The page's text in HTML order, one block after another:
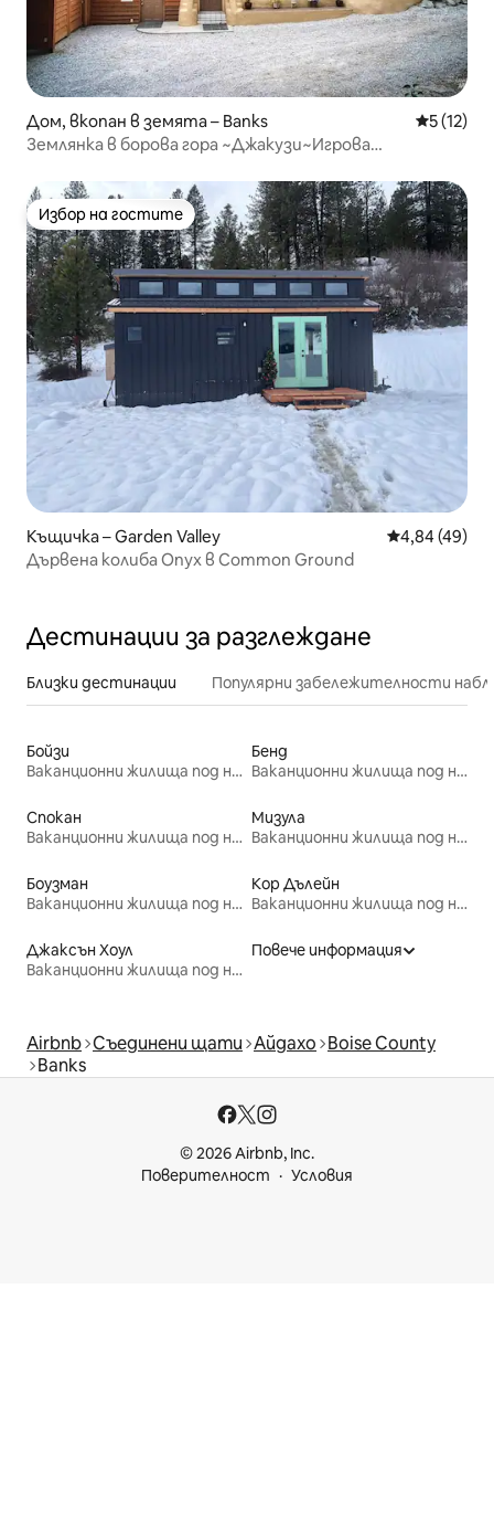
Дом, вкопан в земята – Banks Средна
5 (12)
Землянка в борова гора ~Джакузи~Игрова
Избор на гостите
Избор на гостите
Къщичка – Garden Valley Средна
4,84 (49)
Дървена колиба Onyx в Common Ground
Дестинации за разглеждане
Близки дестинации Популярни забележителности
Бойзи
Ваканционни жилища под наем
Бенд
Ваканционни жилища под наем
Спокан
Ваканционни жилища под наем
Мизула
Ваканционни жилища под наем
Боузман
Ваканционни жилища под наем
Кор Дълейн
Ваканционни жилища под наем
Джаксън Хоул
Ваканционни жилища под наем
Повече информация
Airbnb Съединени щати Айдахо Boise County
Banks
© 2026 Airbnb, Inc.
Поверителност
Условия